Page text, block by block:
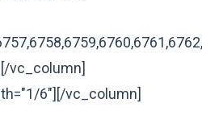
vc_column]
6"][/vc_column]